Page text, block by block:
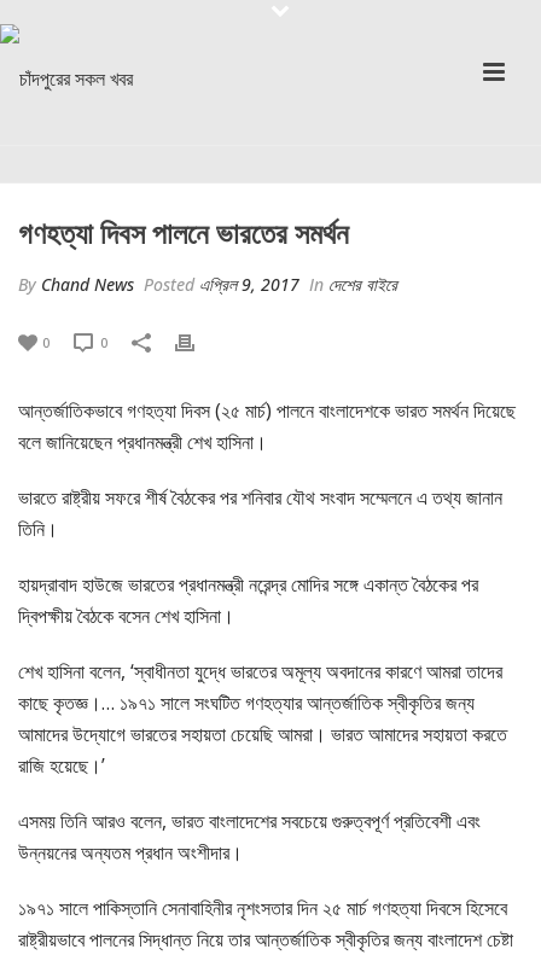
গণহত্যা দিবস পালনে ভারতের সমর্থন
By Chand News Posted এপ্রিল 9, 2017 In দেশের বাইরে
0 0
আন্তর্জাতিকভাবে গণহত্যা দিবস (২৫ মার্চ) পালনে বাংলাদেশকে ভারত সমর্থন দিয়েছে
বলে জানিয়েছেন প্রধানমন্ত্রী শেখ হাসিনা।
ভারতে রাষ্ট্রীয় সফরে শীর্ষ বৈঠকের পর শনিবার যৌথ সংবাদ সম্মেলনে এ তথ্য জানান
তিনি।
হায়দ্রাবাদ হাউজে ভারতের প্রধানমন্ত্রী নরেন্দ্র মোদির সঙ্গে একান্ত বৈঠকের পর
দ্বিপক্ষীয় বৈঠকে বসেন শেখ হাসিনা।
শেখ হাসিনা বলেন, ‘স্বাধীনতা যুদ্ধে ভারতের অমূল্য অবদানের কারণে আমরা তাদের
কাছে কৃতজ্ঞ।… ১৯৭১ সালে সংঘটিত গণহত্যার আন্তর্জাতিক স্বীকৃতির জন্য
আমাদের উদ্যোগে ভারতের সহায়তা চেয়েছি আমরা। ভারত আমাদের সহায়তা করতে
রাজি হয়েছে।’
এসময় তিনি আরও বলেন, ভারত বাংলাদেশের সবচেয়ে গুরুত্বপূর্ণ প্রতিবেশী এবং
উন্নয়নের অন্যতম প্রধান অংশীদার।
১৯৭১ সালে পাকিস্তানি সেনাবাহিনীর নৃশংসতার দিন ২৫ মার্চ গণহত্যা দিবসে হিসেবে
রাষ্ট্রীয়ভাবে পালনের সিদ্ধান্ত নিয়ে তার আন্তর্জাতিক স্বীকৃতির জন্য বাংলাদেশ চেষ্টা